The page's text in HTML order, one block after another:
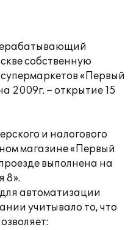
собственную
«Первый
2009г. – открытие 15
и налогового
магазине «Первый
выполнена на
8».
автоматизации
учитывало то, что